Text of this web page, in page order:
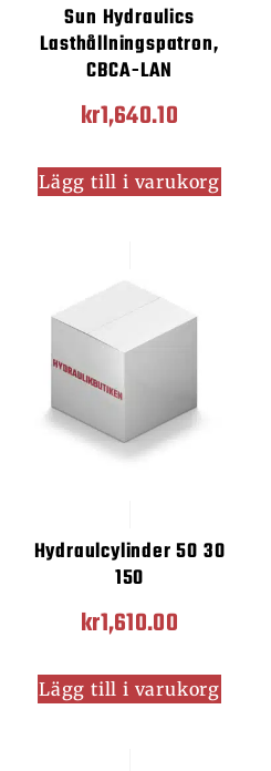
Sun Hydraulics
Lasthållningspatron,
CBCA-LAN
kr1,640.10
Lägg till i varukorg
Hydraulcylinder 50 30
150
kr1,610.00
Lägg till i varukorg